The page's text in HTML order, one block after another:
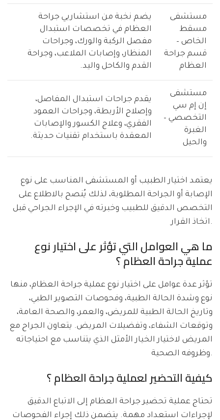
مستشفى
مسقط
الخاص –
قسم جراحة
العظام
يضم نخبة من استشاريي جراحة
العظام في تخصصات استبدال
مفصل الركبة والورك، وجراحات
المنظار، وإصابات الملاعب، وجراحة
القدم والكاحل واليد.
مستشفى
إن إم سي
التخصصي –
الغبرة
والحيل
يقدم جراحات استبدال المفاصل،
وإصلاح الأربطة، وجراحات العمود
الفقري، وعلاج الكسور والإصابات
المعقدة باستخدام تقنيات حديثة.
يعتمد اختيار الطبيب أو المستشفى المناسب على نوع
الإصابة أو الجراحة المطلوبة، لذلك يُنصح بالاطلاع على
التخصص الدقيق للطبيب وخبرته في الإجراء الجراحي قبل
اتخاذ القرار.
ما هي العوامل التي تؤثر على اختيار نوع
عملية جراحة العظام ؟
تؤثر عدة عوامل على اختيار نوع عملية جراحة العظام، منها
نوع وشدة الحالة الطبية، وفحوصات التصوير الطبي،
وتاريخ الحالة الطبية للمريض، والعمر، والصحة العامة،
وتوقعات الشفاء، وتفضيلات المريض. يتعاون الجراح مع
المريض لاختيار الخيار الأمثل الذي يتناسب مع احتياجاته
وظروفه الصحية.
كيفية التحضير لعملية جراحة العظام ؟
تحتاج عملية تحضير جراحة العظام إلى الاتباع الدقيق
لإجراءات استعداد مهمة. يتضمن ذلك إجراء الفحوصات